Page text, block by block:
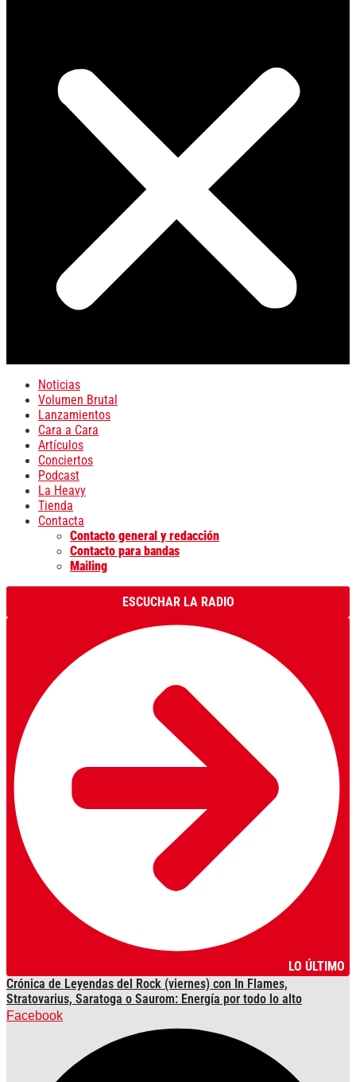
Noticias
Volumen Brutal
Lanzamientos
Cara a Cara
Artículos
Conciertos
Podcast
La Heavy
Tienda
Contacta
Contacto general y redacción
Contacto para bandas
Mailing
ESCUCHAR LA RADIO
LO ÚLTIMO
Crónica de Leyendas del Rock (viernes) con In Flames,
Stratovarius, Saratoga o Saurom: Energía por todo lo alto
Facebook